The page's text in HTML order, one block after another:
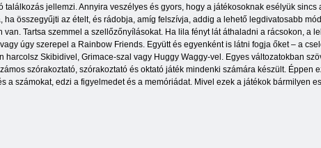
jellemzi. Annyira veszélyes és gyors, hogy a játékosoknak esélyük
ha összegyűjti az ételt, és rádobja, amíg felszívja, addig a lehető legdivatosabb
van. Tartsa szemmel a szellőzőnyílásokat. Ha lila fényt lát áthaladni a rácsokon,
úgy szerepel a Rainbow Friends. Együtt és egyenként is látni fogja őket – a
harcolsz Skibidivel, Grimace-szal vagy Huggy Waggy-vel. Egyes változatokban
szórakoztató, szórakoztató és oktató játék mindenki számára készült. Éppen
a számokat, edzi a figyelmedet és a memóriádat. Mivel ezek a játékok bármilyen